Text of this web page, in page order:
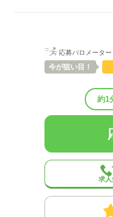
ひと
し
有料老人ホーム/デイサー
ーム/病院など
10人
（男5：女5）
平均年齢
応募バロメーター
今が狙い目！
約1
求人